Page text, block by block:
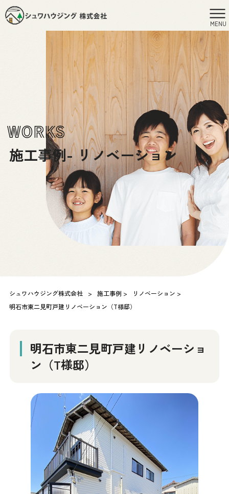
MENU
WORKS
施工事例- リノベーション
シュワハウジング株式会社 > 施工事例 > リノベーション >
明石市東二見町戸建リノベーション（T様邸）
明石市東二見町戸建リノベーショ
ン（T様邸）